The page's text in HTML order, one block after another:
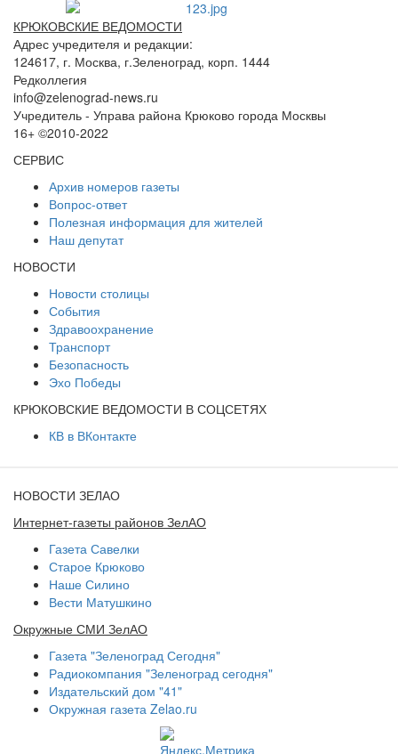
КРЮКОВСКИЕ ВЕДОМОСТИ
Адрес учредителя и редакции:
124617, г. Москва, г.Зеленоград, корп. 1444
Редколлегия
info@zelenograd-news.ru
Учредитель - Управа района Крюково города Москвы
16+ ©2010-2022
СЕРВИС
Архив номеров газеты
Вопрос-ответ
Полезная информация для жителей
Наш депутат
НОВОСТИ
Новости столицы
События
Здравоохранение
Транспорт
Безопасность
Эхо Победы
КРЮКОВСКИЕ ВЕДОМОСТИ В СОЦСЕТЯХ
КВ в ВКонтакте
НОВОСТИ ЗЕЛАО
Интернет-газеты районов ЗелАО
Газета Савелки
Старое Крюково
Наше Силино
Вести Матушкино
Окружные СМИ ЗелАО
Газета "Зеленоград Сегодня"
Радиокомпания "Зеленоград сегодня"
Издательский дом "41"
Окружная газета Zelao.ru